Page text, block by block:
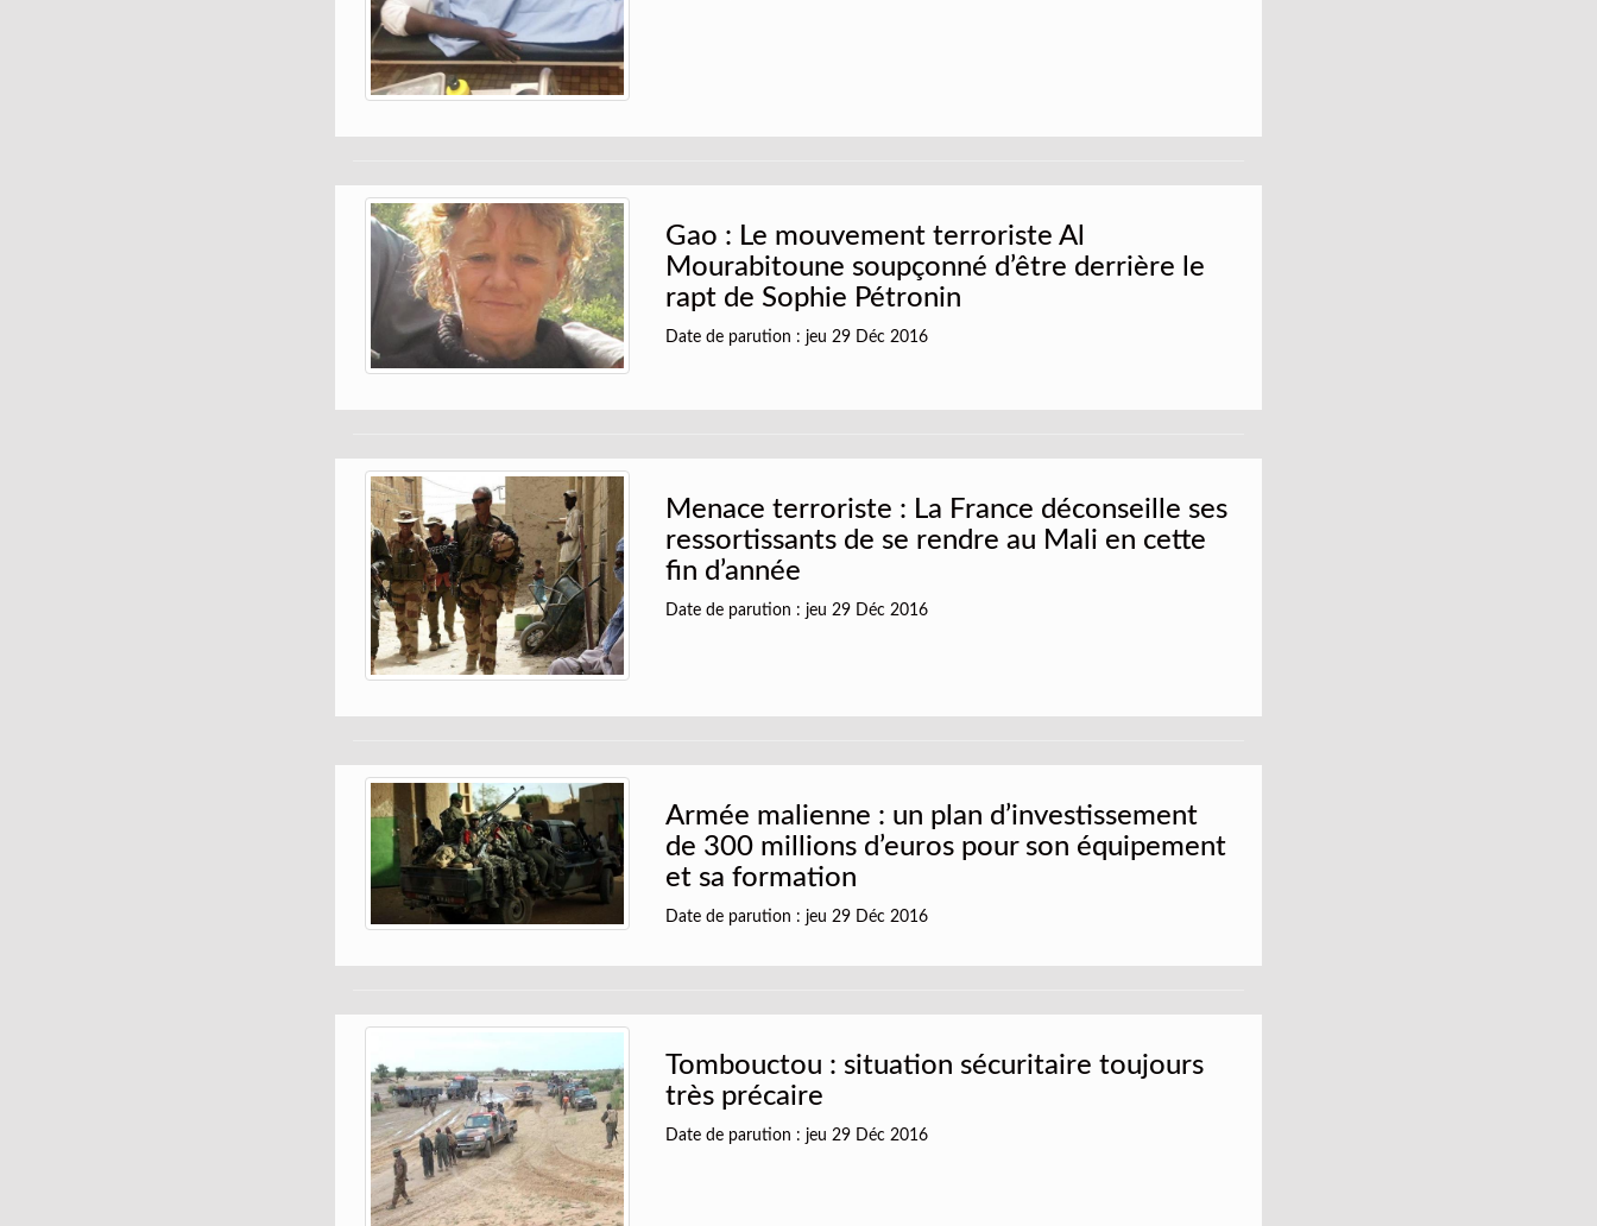
Gao : Le mouvement terroriste Al
Mourabitoune soupçonné d’être derrière le
rapt de Sophie Pétronin
Date de parution : jeu 29 Déc 2016
Menace terroriste : La France déconseille ses
ressortissants de se rendre au Mali en cette
fin d’année
Date de parution : jeu 29 Déc 2016
Armée malienne : un plan d’investissement
de 300 millions d’euros pour son équipement
et sa formation
Date de parution : jeu 29 Déc 2016
Tombouctou : situation sécuritaire toujours
très précaire
Date de parution : jeu 29 Déc 2016